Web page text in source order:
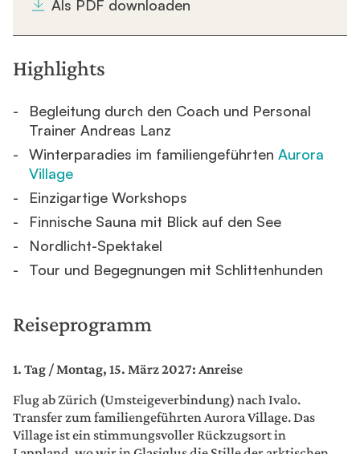
Als PDF downloaden
Highlights
Begleitung durch den Coach und Personal
Trainer Andreas Lanz
Winterparadies im familiengeführten Aurora
Village
Einzigartige Workshops
Finnische Sauna mit Blick auf den See
Nordlicht-Spektakel
Tour und Begegnungen mit Schlittenhunden
Reiseprogramm
1. Tag / Montag, 15. März 2027: Anreise
Flug ab Zürich (Umsteigeverbindung) nach Ivalo.
Transfer zum familiengeführten Aurora Village. Das
Village ist ein stimmungsvoller Rückzugsort in